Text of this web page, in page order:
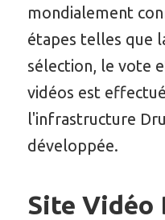
mondialement
étapes telles que
sélection, le vote
vidéos est
l'infrastructure
développée.
Site Vidéo